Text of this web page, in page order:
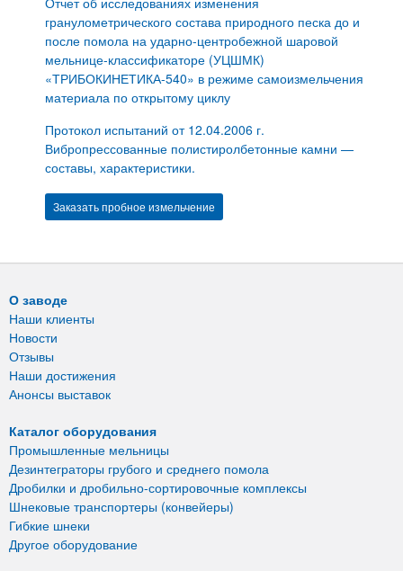
гранулометрического состава природного песка до и
после помола на ударно-центробежной шаровой
мельнице-классификаторе (УЦШМК)
«ТРИБОКИНЕТИКА-540» в режиме самоизмельчения
материала по открытому циклу
Протокол испытаний от 12.04.2006 г.
Вибропрессованные полистиролбетонные камни —
составы, характеристики.
Заказать пробное измельчение
О заводе
Наши клиенты
Новости
Отзывы
Наши достижения
Анонсы выставок
Каталог оборудования
Промышленные мельницы
Дезинтеграторы грубого и среднего помола
Дробилки и дробильно-сортировочные комплексы
Шнековые транспортеры (конвейеры)
Гибкие шнеки
Другое оборудование